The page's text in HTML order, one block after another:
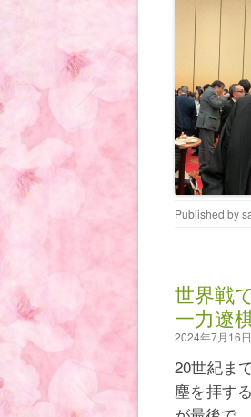
Published by
世界戦
一力遼
2024年7月16日
20世紀ま
塵を拝す